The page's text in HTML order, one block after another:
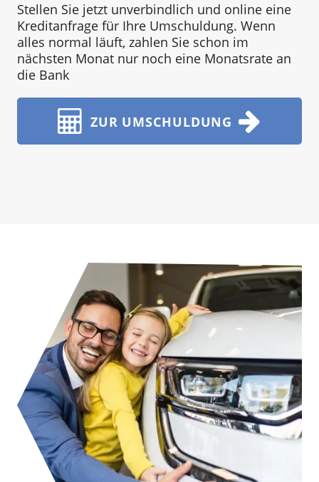
Stellen Sie jetzt unverbindlich und online eine
Kreditanfrage für Ihre Umschuldung. Wenn
alles normal läuft, zahlen Sie schon im
nächsten Monat nur noch eine Monatsrate an
die Bank
ZUR UMSCHULDUNG